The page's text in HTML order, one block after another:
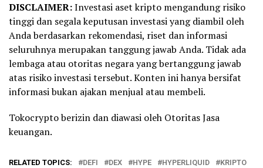
DISCLAIMER:Investasi aset kripto mengandung risiko
tinggi dan segala keputusan investasi yang diambil oleh
Anda berdasarkan rekomendasi, riset dan informasi
seluruhnya merupakan tanggung jawab Anda. Tidak ada
lembaga atau otoritas negara yang bertanggung jawab
atas risiko investasi tersebut. Konten ini hanya bersifat
informasi bukan ajakan menjual atau membeli.
Tokocrypto berizin dan diawasi oleh Otoritas Jasa
keuangan.
RELATED TOPICS: DEFI DEX HYPE HYPERLIQUID KRIPTO